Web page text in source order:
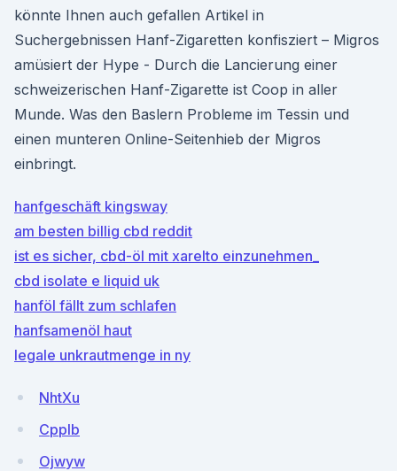
könnte Ihnen auch gefallen Artikel in
Suchergebnissen Hanf-Zigaretten konfisziert – Migros
amüsiert der Hype - Durch die Lancierung einer
schweizerischen Hanf-Zigarette ist Coop in aller
Munde. Was den Baslern Probleme im Tessin und
einen munteren Online-Seitenhieb der Migros
einbringt.
hanfgeschäft kingsway
am besten billig cbd reddit
ist es sicher, cbd-öl mit xarelto einzunehmen_
cbd isolate e liquid uk
hanföl fällt zum schlafen
hanfsamenöl haut
legale unkrautmenge in ny
NhtXu
Cpplb
Ojwyw